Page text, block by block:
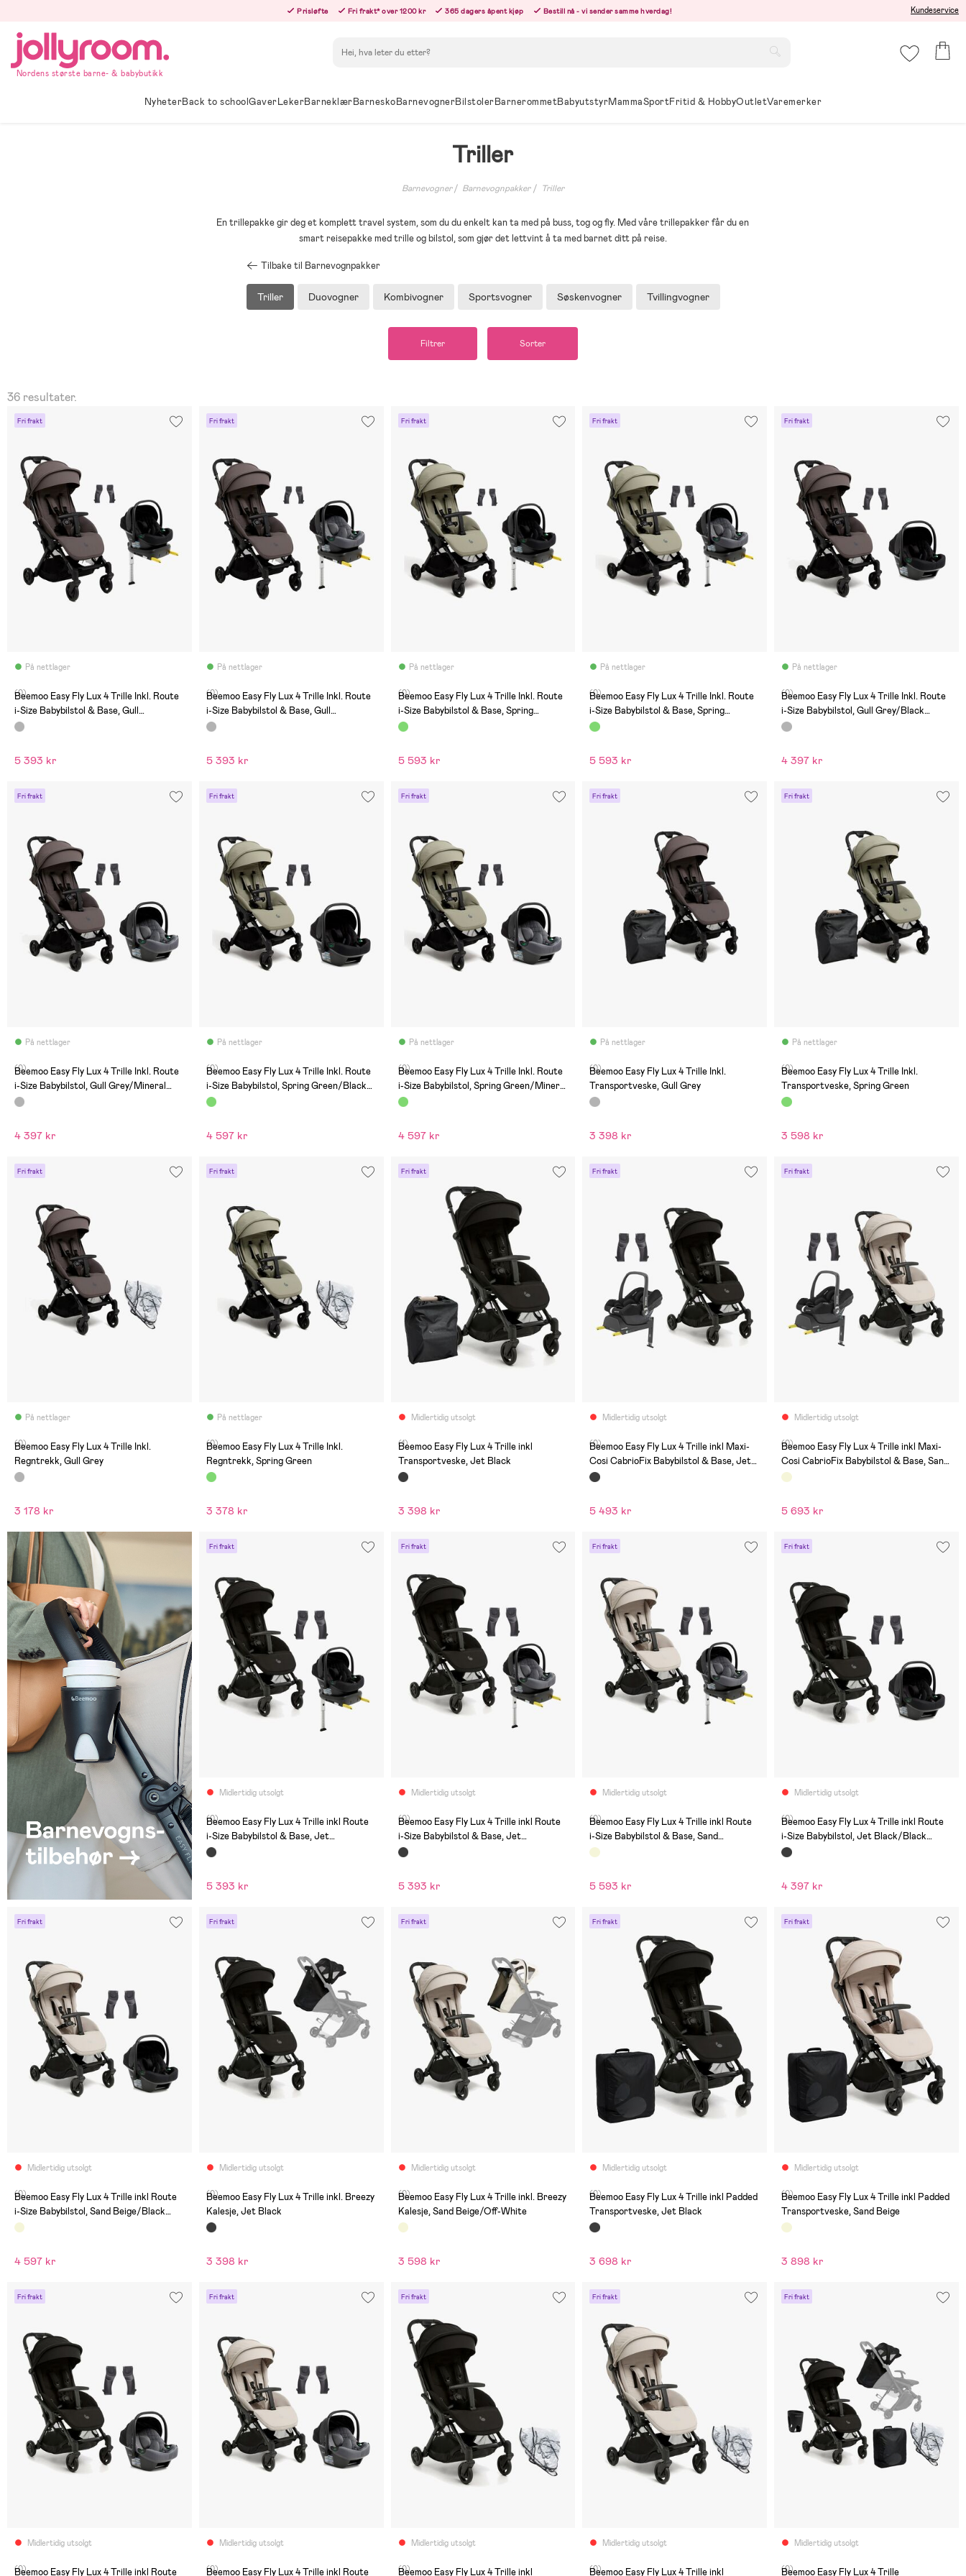
innehållet
Prisløfte Fri frakt* over 1200 kr 365 dagers åpent kjøp Bestill nå - vi sender samme hverdag! Kundeservice
Nordens største barne- & babybutikk
NyheterBack to schoolGaverLekerBarneklærBarneskoBarnevognerBilstolerBarnerommetBabyutstyrMammaSportFritid & HobbyOutletVaremerker
Triller
Barnevogner Barnevognpakker Triller
En trillepakke gir deg et komplett travel system, som du du enkelt kan ta med på buss, tog og fly. Med våre trillepakker får du en
smart reisepakke med trille og bilstol, som gjør det lettvint å ta med barnet ditt på reise.
Tilbake til Barnevognpakker
Triller Duovogner Kombivogner Sportsvogner Søskenvogner Tvillingvogner
Filtrer Sorter
36 resultater.
Fri frakt
På nettlager
(0)
Beemoo Easy Fly Lux 4 Trille Inkl. Route
i-Size Babybilstol & Base, Gull
Grey/Black Stone
5 393 kr
Fri frakt
På nettlager
(0)
Beemoo Easy Fly Lux 4 Trille Inkl. Route
i-Size Babybilstol & Base, Gull
Grey/Mineral Grey
5 393 kr
Fri frakt
På nettlager
(0)
Beemoo Easy Fly Lux 4 Trille Inkl. Route
i-Size Babybilstol & Base, Spring
Green/Black Stone
5 593 kr
Fri frakt
På nettlager
(0)
Beemoo Easy Fly Lux 4 Trille Inkl. Route
i-Size Babybilstol & Base, Spring
Green/Mineral Grey
5 593 kr
Fri frakt
På nettlager
(0)
Beemoo Easy Fly Lux 4 Trille Inkl. Route
i-Size Babybilstol, Gull Grey/Black
Stone
4 397 kr
Fri frakt
På nettlager
(0)
Beemoo Easy Fly Lux 4 Trille Inkl. Route
i-Size Babybilstol, Gull Grey/Mineral
Grey
4 397 kr
Fri frakt
På nettlager
(0)
Beemoo Easy Fly Lux 4 Trille Inkl. Route
i-Size Babybilstol, Spring Green/Black
Stone
4 597 kr
Fri frakt
På nettlager
(0)
Beemoo Easy Fly Lux 4 Trille Inkl. Route
i-Size Babybilstol, Spring Green/Mineral
Grey
4 597 kr
Fri frakt
På nettlager
(0)
Beemoo Easy Fly Lux 4 Trille Inkl.
Transportveske, Gull Grey
3 398 kr
Fri frakt
På nettlager
(0)
Beemoo Easy Fly Lux 4 Trille Inkl.
Transportveske, Spring Green
3 598 kr
Fri frakt
På nettlager
(0)
Beemoo Easy Fly Lux 4 Trille Inkl.
Regntrekk, Gull Grey
3 178 kr
Fri frakt
På nettlager
(0)
Beemoo Easy Fly Lux 4 Trille Inkl.
Regntrekk, Spring Green
3 378 kr
Fri frakt
Midlertidig utsolgt
(1)
Beemoo Easy Fly Lux 4 Trille inkl
Transportveske, Jet Black
3 398 kr
Fri frakt
Midlertidig utsolgt
(0)
Beemoo Easy Fly Lux 4 Trille inkl Maxi-
Cosi CabrioFix Babybilstol & Base, Jet
Black
5 493 kr
Fri frakt
Midlertidig utsolgt
(0)
Beemoo Easy Fly Lux 4 Trille inkl Maxi-
Cosi CabrioFix Babybilstol & Base, Sand
Beige
5 693 kr
Fri frakt
Midlertidig utsolgt
(0)
Beemoo Easy Fly Lux 4 Trille inkl Route
i-Size Babybilstol & Base, Jet
Black/Black Stone
5 393 kr
Fri frakt
Midlertidig utsolgt
(0)
Beemoo Easy Fly Lux 4 Trille inkl Route
i-Size Babybilstol & Base, Jet
Black/Mineral Grey
5 393 kr
Fri frakt
Midlertidig utsolgt
(0)
Beemoo Easy Fly Lux 4 Trille inkl Route
i-Size Babybilstol & Base, Sand
Beige/Mineral Grey
5 593 kr
Fri frakt
Midlertidig utsolgt
(0)
Beemoo Easy Fly Lux 4 Trille inkl Route
i-Size Babybilstol, Jet Black/Black
Stone
4 397 kr
Fri frakt
Midlertidig utsolgt
(0)
Beemoo Easy Fly Lux 4 Trille inkl Route
i-Size Babybilstol, Sand Beige/Black
Stone
4 597 kr
Fri frakt
Midlertidig utsolgt
(0)
Beemoo Easy Fly Lux 4 Trille inkl. Breezy
Kalesje, Jet Black
3 398 kr
Fri frakt
Midlertidig utsolgt
(0)
Beemoo Easy Fly Lux 4 Trille inkl. Breezy
Kalesje, Sand Beige/Off-White
3 598 kr
Fri frakt
Midlertidig utsolgt
(0)
Beemoo Easy Fly Lux 4 Trille inkl Padded
Transportveske, Jet Black
3 698 kr
Fri frakt
Midlertidig utsolgt
(0)
Beemoo Easy Fly Lux 4 Trille inkl Padded
Transportveske, Sand Beige
3 898 kr
Fri frakt
Midlertidig utsolgt
(0)
Beemoo Easy Fly Lux 4 Trille inkl Route
Fri frakt
Midlertidig utsolgt
(0)
Beemoo Easy Fly Lux 4 Trille inkl Route
Fri frakt
Midlertidig utsolgt
(0)
Beemoo Easy Fly Lux 4 Trille inkl
Fri frakt
Midlertidig utsolgt
(0)
Beemoo Easy Fly Lux 4 Trille inkl
Fri frakt
Midlertidig utsolgt
(0)
Beemoo Easy Fly Lux 4 Trille